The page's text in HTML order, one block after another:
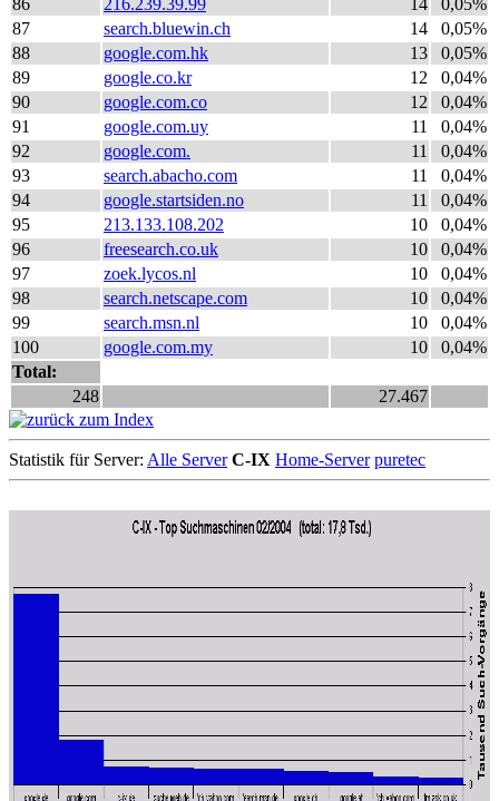
87
search.bluewin.ch 14
0,05%
88
google.com.hk 13
0,05%
89
google.co.kr 12
0,04%
90
google.com.co 12
0,04%
91
google.com.uy 11
0,04%
92
google.com. 11
0,04%
93
search.abacho.com 11
0,04%
94
google.startsiden.no 11
0,04%
95
213.133.108.202 10
0,04%
96
freesearch.co.uk 10
0,04%
97
zoek.lycos.nl 10
0,04%
98
search.netscape.com 10
0,04%
99
search.msn.nl 10
0,04%
100
google.com.my 10
0,04%
Total:
248
27.467
Statistik für Server: Alle Server C-IX Home-Server puretec